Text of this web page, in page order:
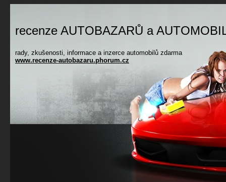
recenze AUTOBAZARŮ a
rady, zkušenosti, informace a inzerce automobilů zdarma
www.recenze-autobazaru.phorum.cz